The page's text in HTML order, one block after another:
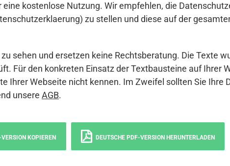
kostenlose Nutzung. Wir empfehlen, die
zu stellen und diese auf der
sehen und ersetzen keine Rechtsberatung. Die Texte
Für den konkreten Einsatz der Textbausteine auf Ihrer
Ihrer Webseite nicht kennen. Im Zweifel sollten Sie Ihre
unsere AGB.
KOPIEREN DEUTSCHE PDF-VERSION HERUNTERLADEN